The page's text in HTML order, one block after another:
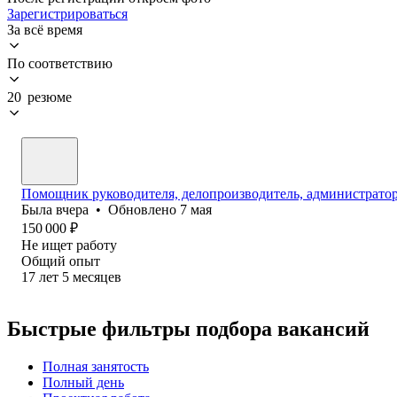
Зарегистрироваться
За всё время
По соответствию
20 резюме
Помощник руководителя, делопроизводитель,
Была вчера • Обновлено 7 мая
150 000 ₽
Не ищет работу
Общий опыт
17 лет 5 месяцев
Быстрые фильтры подбора вакансий
Полная занятость
Полный день